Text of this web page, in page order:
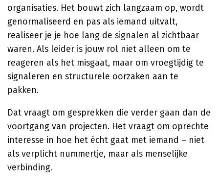
organisaties. Het bouwt zich langzaam op, wordt
genormaliseerd en pas als iemand uitvalt,
realiseer je je hoe lang de signalen al zichtbaar
waren. Als leider is jouw rol niet alleen om te
reageren als het misgaat, maar om vroegtijdig te
signaleren en structurele oorzaken aan te
pakken.
Dat vraagt om gesprekken die verder gaan dan de
voortgang van projecten. Het vraagt om oprechte
interesse in hoe het écht gaat met iemand – niet
als verplicht nummertje, maar als menselijke
verbinding.